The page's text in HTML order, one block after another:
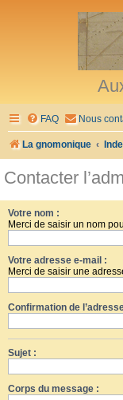
FAQ Nous
La gnomonique
Contacter
Votre nom :
Merci de saisir un nom
Votre adresse e-mail :
Merci de saisir une
Confirmation de
Sujet :
Corps du message :